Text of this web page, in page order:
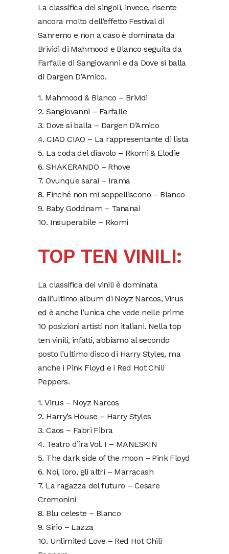
La classifica dei singoli, invece, risente
ancora molto dell’effetto Festival di
Sanremo e non a caso è dominata da
Brividi di Mahmood e Blanco seguita da
Farfalle di Sangiovanni e da Dove si balla
di Dargen D’Amico.
1. Mahmood & Blanco – Brividi
2. Sangiovanni – Farfalle
3. Dove si balla – Dargen D’Amico
4. CIAO CIAO – La rappresentante di lista
5. La coda del diavolo – Rkomi & Elodie
6. SHAKERANDO – Rhove
7. Ovunque sarai – Irama
8. Finché non mi seppelliscono – Blanco
9. Baby Goddnam – Tananai
10. Insuperabile – Rkomi
TOP TEN VINILI:
La classifica dei vinili è dominata
dall’ultimo album di Noyz Narcos, Virus
ed è anche l’unica che vede nelle prime
10 posizioni artisti non italiani. Nella top
ten vinili, infatti, abbiamo al secondo
posto l’ultimo disco di Harry Styles, ma
anche i Pink Floyd e i Red Hot Chili
Peppers.
1. Virus – Noyz Narcos
2. Harry’s House – Harry Styles
3. Caos – Fabri Fibra
4. Teatro d’ira Vol. I – MANESKIN
5. The dark side of the moon – Pink Floyd
6. Noi, loro, gli altri – Marracash
7. La ragazza del futuro – Cesare
Cremonini
8. Blu celeste – Blanco
9. Sirio – Lazza
10. Unlimited Love – Red Hot Chili